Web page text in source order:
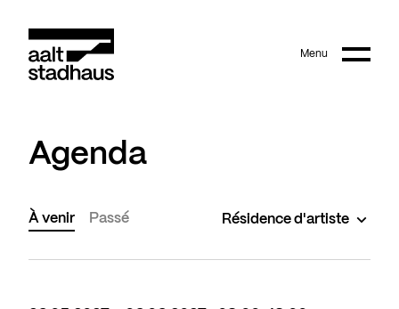
Main content Menu
Agenda
À venir Passé Résidence d'artiste